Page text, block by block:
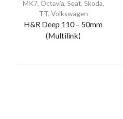
MK7, Octavia, Seat, Skoda,
TT, Volkswagen
H&R Deep 110 – 50mm
(Multilink)